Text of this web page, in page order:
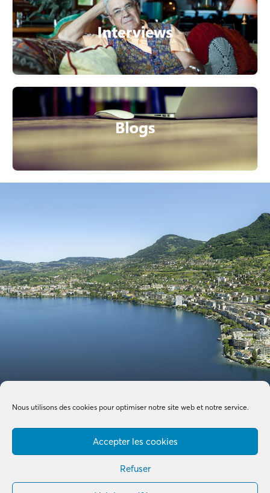
Nous utilisons des cookies pour optimiser notre site web et notre service.
Accepter les cookies
Refuser